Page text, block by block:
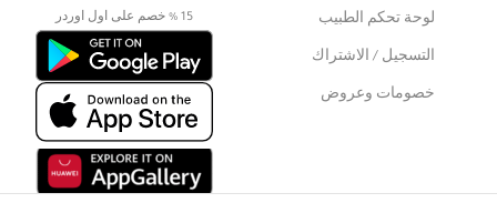
لوحة تحكم الطبيب
التسجيل / الاشتراك
خصومات وعروض
15 % خصم على اول اوردر